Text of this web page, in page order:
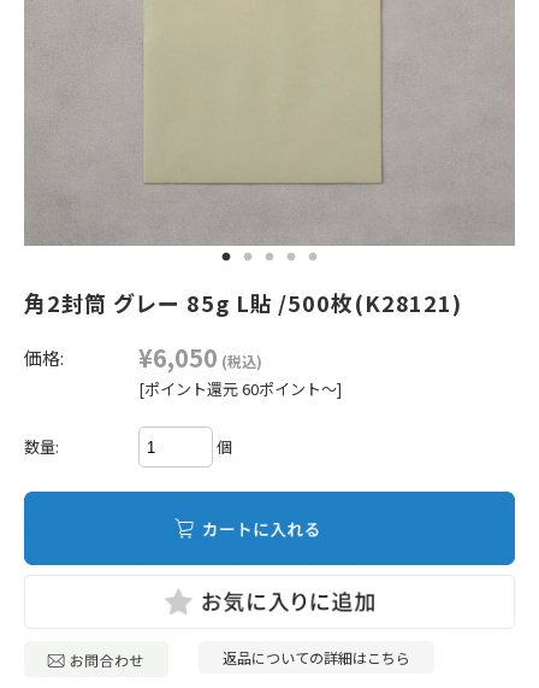
角2封筒 グレー 85g L貼 /500枚(K28121)
価格: ¥6,050 (税込)
[ポイント還元 60ポイント～]
数量: 個
返品についての詳細はこちら